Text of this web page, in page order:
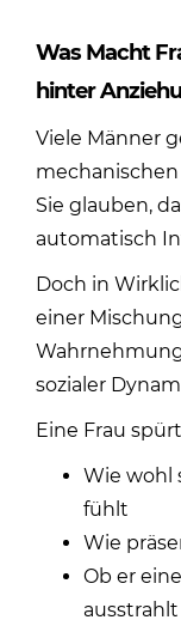
Was Macht
hinter
Viele Männer
Sie glauben,
automatisch
Doch in
einer
sozialer
Eine Frau
Wie wohl
fühlt
Wie
Ob er
ausstrahlt